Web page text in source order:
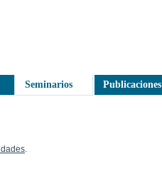
Seminarios Publicaciones
.